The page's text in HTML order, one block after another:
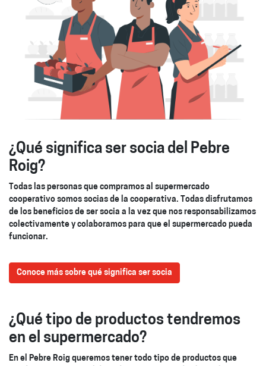
¿Qué significa ser socia del Pebre
Roig?
Todas las personas que compramos al supermercado
cooperativo somos socias de la cooperativa. Todas disfrutamos
de los beneficios de ser socia a la vez que nos responsabilizamos
colectivamente y colaboramos para que el supermercado pueda
funcionar.
Conoce más sobre qué significa ser socia
¿Qué tipo de productos tendremos
en el supermercado?
En el Pebre Roig queremos tener todo tipo de productos que